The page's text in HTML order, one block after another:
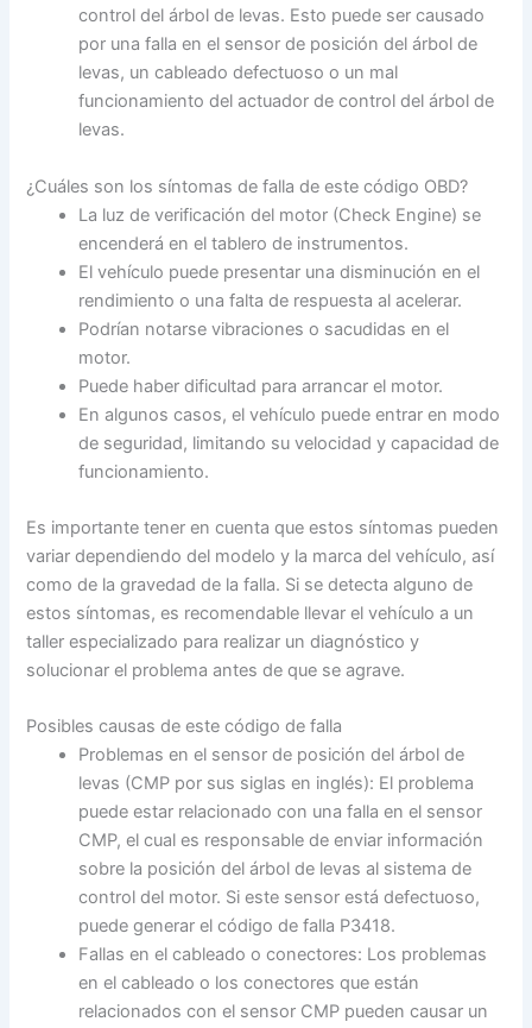
control del árbol de levas. Esto puede ser causado
por una falla en el sensor de posición del árbol de
levas, un cableado defectuoso o un mal
funcionamiento del actuador de control del árbol de
levas.
¿Cuáles son los síntomas de falla de este código OBD?
La luz de verificación del motor (Check Engine) se
encenderá en el tablero de instrumentos.
El vehículo puede presentar una disminución en el
rendimiento o una falta de respuesta al acelerar.
Podrían notarse vibraciones o sacudidas en el
motor.
Puede haber dificultad para arrancar el motor.
En algunos casos, el vehículo puede entrar en modo
de seguridad, limitando su velocidad y capacidad de
funcionamiento.
Es importante tener en cuenta que estos síntomas pueden
variar dependiendo del modelo y la marca del vehículo, así
como de la gravedad de la falla. Si se detecta alguno de
estos síntomas, es recomendable llevar el vehículo a un
taller especializado para realizar un diagnóstico y
solucionar el problema antes de que se agrave.
Posibles causas de este código de falla
Problemas en el sensor de posición del árbol de
levas (CMP por sus siglas en inglés): El problema
puede estar relacionado con una falla en el sensor
CMP, el cual es responsable de enviar información
sobre la posición del árbol de levas al sistema de
control del motor. Si este sensor está defectuoso,
puede generar el código de falla P3418.
Fallas en el cableado o conectores: Los problemas
en el cableado o los conectores que están
relacionados con el sensor CMP pueden causar un